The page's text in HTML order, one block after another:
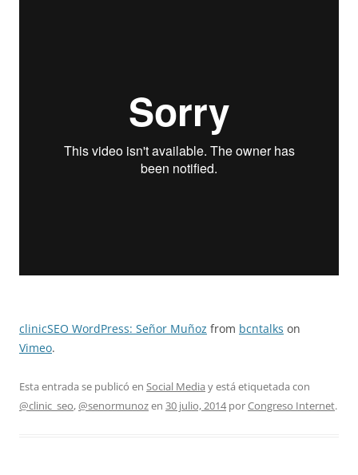
clinicSEO WordPress: Señor Muñoz from bcntalks on
Vimeo.
Esta entrada se publicó en Social Media y está etiquetada con
@clinic_seo,@senormunozen 30 julio, 2014porCongreso Internet.